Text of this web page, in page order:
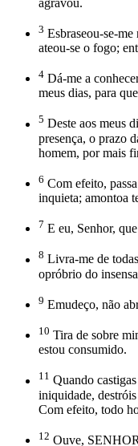
3 Esbraseou-se-
ateou-se o fogo;
4 Dá-me a
meus dias, para
5 Deste aos meus
presença, o prazo
homem, por mais
6 Com efeito,
inquieta; amontoa
7 E eu, Senhor,
8 Livra-me de
opróbrio do
9 Emudeço, não
10 Tira de sobre
estou consumido.
11 Quando
iniquidade,
Com efeito, todo
12 Ouve,